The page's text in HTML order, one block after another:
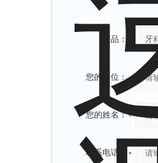
产品：
您的单位：
您的姓名：
联系电话：